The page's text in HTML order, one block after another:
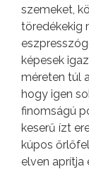
szemeket,
töredékekig
képesek
méreten túl
hogy igen
finomságú
keserű ízt
kúpos
elven aprítja